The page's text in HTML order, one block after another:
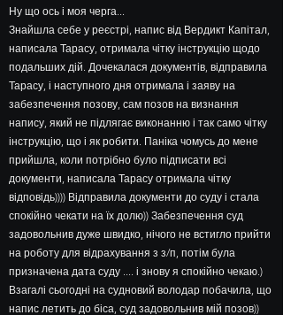
Ну що ось і моя черга...
Знайшла себе у реєстрі, напис від Вердикт Капітал,
написала Тарасу, отримала чітку інструкцію щодо
подальших дій. Дочекалася документів, відправила
Тарасу, і наступного дня отримала і заяву на
забезпечення позову, сам позов на визнання
напису, який не підлягає виконанню і так само чітку
інструкцію, що і як робити. Паніка чомусь до мене
прийшла, коли потрібно було підписати всі
документи, написала Тарасу отримала чітку
відповідь)))) Відправила документи до суду і стала
спокійно чекати на їх долю)) Забезпечення суд
задовольнив дуже швидко, нічого не встигло прийти
на роботу для відрахування з з/п, потім була
призначена дата суду .... і знову я спокійно чекаю.)
Взагалі сьогодні на судновий володар побачила, що
напис летить до біса, суд задовольнив мій позов))